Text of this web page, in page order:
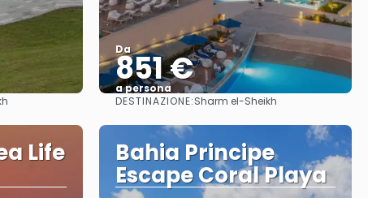
Da
851 €
a persona
Vedere
DESTINAZIONE:Sharm el-Sheikh
Life Bahia Principe
Escape Coral Playa